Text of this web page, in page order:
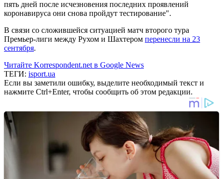
пять дней после исчезновения последних проявлений
коронавируса они снова пройдут тестирование".
В связи со сложившейся ситуацией матч второго тура
Премьер-лиги между Рухом и Шахтером перенесли на 23
сентября.
Читайте Korrespondent.net в Google News
ТЕГИ: isport.ua
Если вы заметили ошибку, выделите необходимый текст и
нажмите Ctrl+Enter, чтобы сообщить об этом редакции.